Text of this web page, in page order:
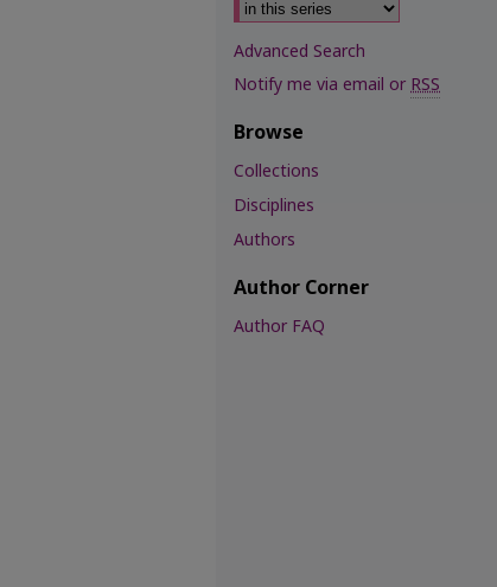
Advanced Search
Notify me via email orRSS
Browse
Collections
Disciplines
Authors
Author Corner
Author FAQ